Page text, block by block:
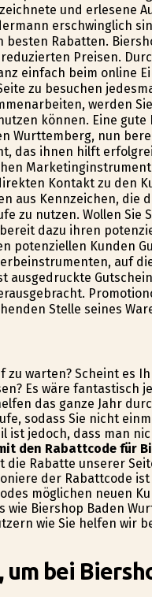
und erlesene
erschwinglich
Rabatten.
Preisen.
einfach beim online
zu besuchen
werden
können. Eine
Wurttemberg, nun
das ihnen hilft
Kontakt zu den
aus Kennzeichen, die
zu nutzen. Wollen Sie
dazu ihren
potenziellen Kunden
auf
ausgedruckte
Stelle seines
warten? Scheint es
Es wäre fantastisch
das ganze Jahr
sodass Sie nicht
ist jedoch, dass man
den Rabattcode für
Rabatte unserer
der Rabattcode
möglichen neuen
wie Biershop Baden
wie Sie helfen wir
bei